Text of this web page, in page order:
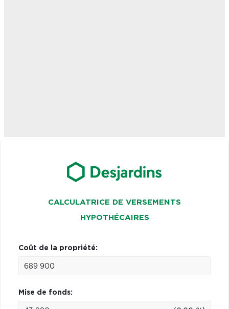
CALCULATRICE DE VERSEMENTS
HYPOTHÉCAIRES
Coût de la propriété:
Mise de fonds: